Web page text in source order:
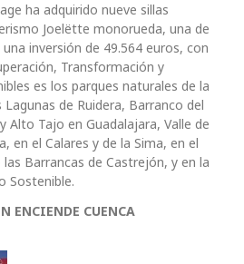
ha adquirido nueve sillas
Joelëtte monorueda, una de
inversión de 49.564 euros, con
Transformación y
es los parques naturales de la
Lagunas de Ruidera, Barranco del
Alto Tajo en Guadalajara, Valle de
en el Calares y de la Sima, en el
Barrancas de Castrejón, y en la
Sostenible.
ENCIENDE CUENCA